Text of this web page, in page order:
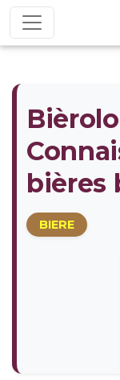
bières
BIERE